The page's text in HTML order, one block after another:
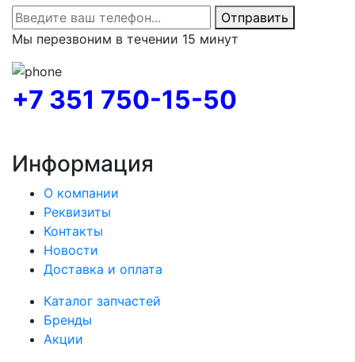
Отправить
Мы перезвоним в течении 15 минут
+7 351 750-15-50
Информация
О компании
Реквизиты
Контакты
Новости
Доставка и оплата
Каталог запчастей
Бренды
Акции